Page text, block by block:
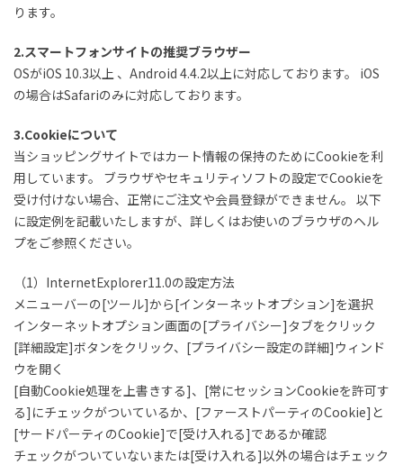
ります。
2.スマートフォンサイトの推奨ブラウザー
OSがiOS 10.3以上 、Android 4.4.2以上に対応しております。 iOS
の場合はSafariのみに対応しております。
3.Cookieについて
当ショッピングサイトではカート情報の保持のためにCookieを利
用しています。 ブラウザやセキュリティソフトの設定でCookieを
受け付けない場合、正常にご注文や会員登録ができません。 以下
に設定例を記載いたしますが、詳しくはお使いのブラウザのヘル
プをご参照ください。
（1）InternetExplorer11.0の設定方法
メニューバーの[ツール]から[インターネットオプション]を選択
インターネットオプション画面の[プライバシー]タブをクリック
[詳細設定]ボタンをクリック、[プライバシー設定の詳細]ウィンド
ウを開く
[自動Cookie処理を上書きする]、[常にセッションCookieを許可す
る]にチェックがついているか、[ファーストパーティのCookie]と
[サードパーティのCookie]で[受け入れる]であるか確認
チェックがついていないまたは[受け入れる]以外の場合はチェック